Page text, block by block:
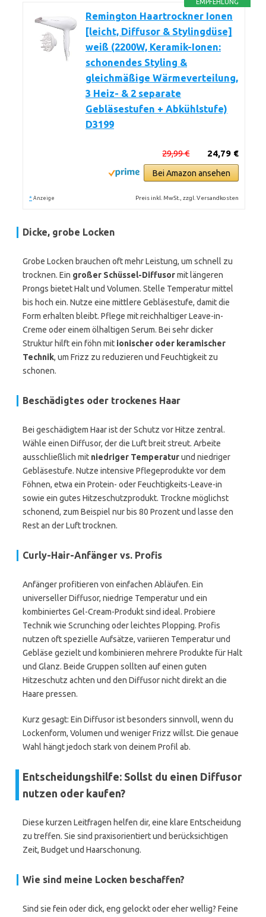
EMPFEHLUNG
Remington Haartrockner Ionen
[leicht, Diffusor & Stylingdüse]
weiß (2200W, Keramik-Ionen:
schonendes Styling &
gleichmäßige Wärmeverteilung,
3 Heiz- & 2 separate
Gebläsestufen + Abkühlstufe)
D3199
24,79 €
29,99 €
Bei Amazon ansehen
* Anzeige Preis inkl. MwSt., zzgl. Versandkosten
Dicke, grobe Locken
Grobe Locken brauchen oft mehr Leistung, um schnell zu
trocknen. Ein großer Schüssel-Diffusormit längeren
Prongs bietet Halt und Volumen. Stelle Temperatur mittel
bis hoch ein. Nutze eine mittlere Gebläsestufe, damit die
Form erhalten bleibt. Pflege mit reichhaltiger Leave-in-
Creme oder einem ölhaltigen Serum. Bei sehr dicker
Struktur hilft ein föhn mit ionischer oder keramischer
Technik, um Frizz zu reduzieren und Feuchtigkeit zu
schonen.
Beschädigtes oder trockenes Haar
Bei geschädigtem Haar ist der Schutz vor Hitze zentral.
Wähle einen Diffusor, der die Luft breit streut. Arbeite
ausschließlich mit niedriger Temperaturund niedriger
Gebläsestufe. Nutze intensive Pflegeprodukte vor dem
Föhnen, etwa ein Protein- oder Feuchtigkeits-Leave-in
sowie ein gutes Hitzeschutzprodukt. Trockne möglichst
schonend, zum Beispiel nur bis 80 Prozent und lasse den
Rest an der Luft trocknen.
Curly-Hair-Anfänger vs. Profis
Anfänger profitieren von einfachen Abläufen. Ein
universeller Diffusor, niedrige Temperatur und ein
kombiniertes Gel-Cream-Produkt sind ideal. Probiere
Technik wie Scrunching oder leichtes Plopping. Profis
nutzen oft spezielle Aufsätze, variieren Temperatur und
Gebläse gezielt und kombinieren mehrere Produkte für Halt
und Glanz. Beide Gruppen sollten auf einen guten
Hitzeschutz achten und den Diffusor nicht direkt an die
Haare pressen.
Kurz gesagt: Ein Diffusor ist besonders sinnvoll, wenn du
Lockenform, Volumen und weniger Frizz willst. Die genaue
Wahl hängt jedoch stark von deinem Profil ab.
Entscheidungshilfe: Sollst du einen Diffusor
nutzen oder kaufen?
Diese kurzen Leitfragen helfen dir, eine klare Entscheidung
zu treffen. Sie sind praxisorientiert und berücksichtigen
Zeit, Budget und Haarschonung.
Wie sind meine Locken beschaffen?
Sind sie fein oder dick, eng gelockt oder eher wellig? Feine